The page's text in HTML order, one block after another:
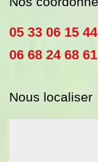
05 33 06 15 44
06 68 24 68 61
Nous localiser